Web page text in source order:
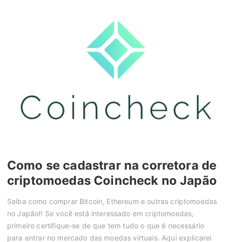
Como se cadastrar na corretora de
criptomoedas Coincheck no Japão
Saiba como comprar Bitcoin, Ethereum e outras criptomoedas
no Japão!! Se você está interessado em criptomoedas,
primeiro certifique-se de que tem tudo o que é necessário
para entrar no mercado das moedas virtuais. Aqui explicarei